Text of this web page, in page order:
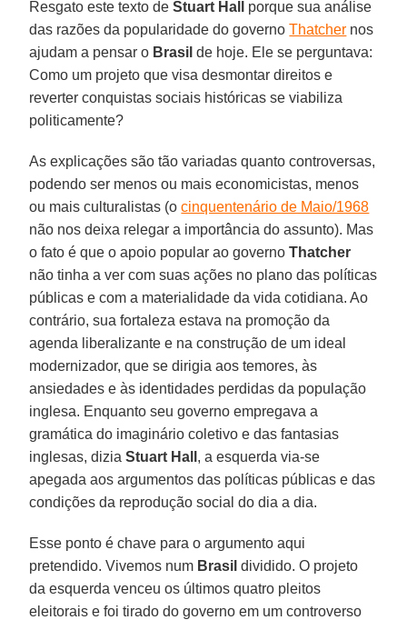
Resgato este texto deStuart Hall
porque sua análise
das razões da popularidade do governoThatcher nos
ajudam a pensar o Brasil de hoje. Ele se perguntava:
Como um projeto que visa desmontar direitos e
reverter conquistas sociais históricas se viabiliza
politicamente?
As explicações são tão variadas quanto controversas,
podendo ser menos ou mais economicistas, menos
ou mais culturalistas (ocinquentenário de Maio/1968
não nos deixa relegar a importância do assunto). Mas
o fato é que o apoio popular ao governoThatcher
não tinha a ver com suas ações no plano das políticas
públicas e com a materialidade da vida cotidiana. Ao
contrário, sua fortaleza estava na promoção da
agenda liberalizante e na construção de um ideal
modernizador, que se dirigia aos temores, às
ansiedades e às identidades perdidas da população
inglesa. Enquanto seu governo empregava a
gramática do imaginário coletivo e das fantasias
inglesas, diziaStuart Hall , a esquerda via-se
apegada aos argumentos das políticas públicas e das
condições da reprodução social do dia a dia.
Esse ponto é chave para o argumento aqui
pretendido. Vivemos num Brasil dividido. O projeto
da esquerda venceu os últimos quatro pleitos
eleitorais e foi tirado do governo em um controverso